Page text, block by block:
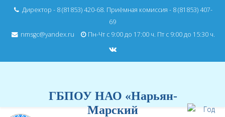
Директор - 8 (81853) 420-68. Приёмная комиссия - 8 (81853) 407-
69
nmsgc@yandex.ru
Пн-Чт с 9:00 до 17:00 ч. Пт с 9:00 до 15:30 ч.
ГБПОУ НАО «Нарьян-
Марский